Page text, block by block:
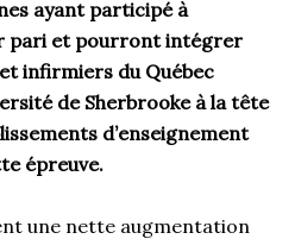
ayant participé à
pari et pourront intégrer
infirmiers du Québec
de Sherbrooke à la tête
d’enseignement
épreuve.
une nette augmentation